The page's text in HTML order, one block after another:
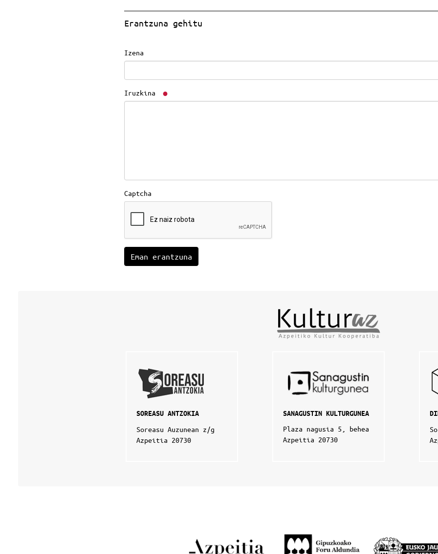
Erantzuna gehitu
Izena
Iruzkina
Captcha
SOREASU ANTZOKIA
Soreasu Auzunean z/g
Azpeitia 20730
SANAGUSTIN KULTURGUNEA
Plaza nagusia 5, behea
Azpeitia 20730